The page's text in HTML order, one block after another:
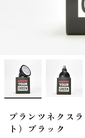
プランツネクス
ト）ブラック